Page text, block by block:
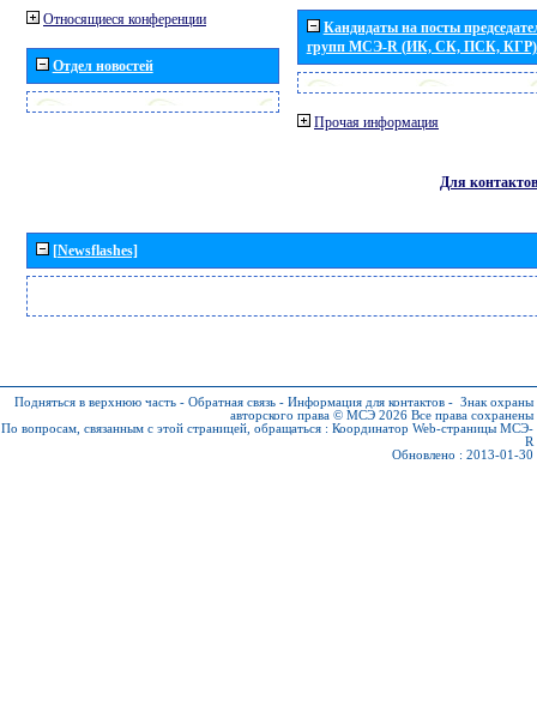
Относящиеся конференции
Отдел новостей
Кандидаты на посты
групп МСЭ-R (ИК, СК, ПСК, КГР)
Прочая информация
Для контактов
[Newsflashes]
Подняться в верхнюю часть - Обратная связь - Информация для контактов - Знак охраны
авторского права © МСЭ 2026 Все права сохранены
По вопросам, связанным с этой страницей, обращаться : Координатор Web-страницы МСЭ-
R
Обновлено : 2013-01-30